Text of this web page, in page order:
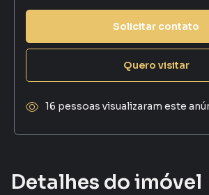
Detalhes do imóvel
Solicitar contato
Quero visitar
16 pessoas visualizaram este